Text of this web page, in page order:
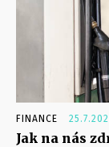
FINANCE
Jak na nás